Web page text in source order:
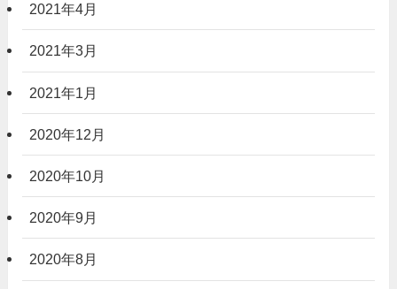
2021年4月
2021年3月
2021年1月
2020年12月
2020年10月
2020年9月
2020年8月